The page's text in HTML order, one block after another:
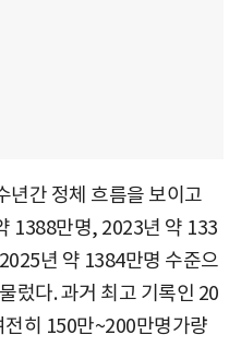
년간 정체 흐름을 보이고
1388만명, 2023년 약 133
년 약 1384만명 수준으
렀다. 과거 최고 기록인 20
히 150만~200만명가량